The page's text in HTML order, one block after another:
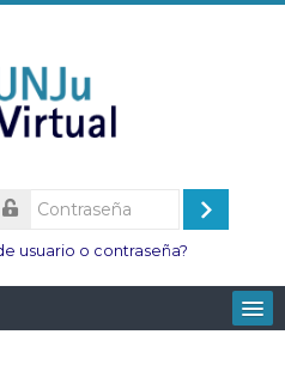
Acceder
usuario o contraseña?